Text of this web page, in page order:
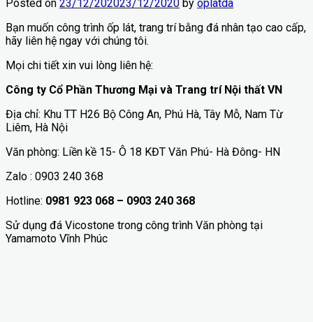
Posted on 23/12/202023/12/2020 by oplatda
Bạn muốn công trình ốp lát, trang trí bằng đá nhân tạo cao cấp,
hãy liên hệ ngay với chúng tôi.
Mọi chi tiết xin vui lòng liên hệ:
Công ty Cổ Phần Thương Mại và Trang trí Nội thất VN
Địa chỉ: Khu TT H26 Bộ Công An, Phú Hà, Tây Mỗ, Nam Từ
Liêm, Hà Nội
Văn phòng: Liền kề 15- Ô 18 KĐT Văn Phú- Hà Đông- HN
Zalo : 0903 240 368
Hotline: 0981 923 068 – 0903 240 368
Sử dụng đá Vicostone trong công trình Văn phòng tại
Yamamoto Vĩnh Phúc